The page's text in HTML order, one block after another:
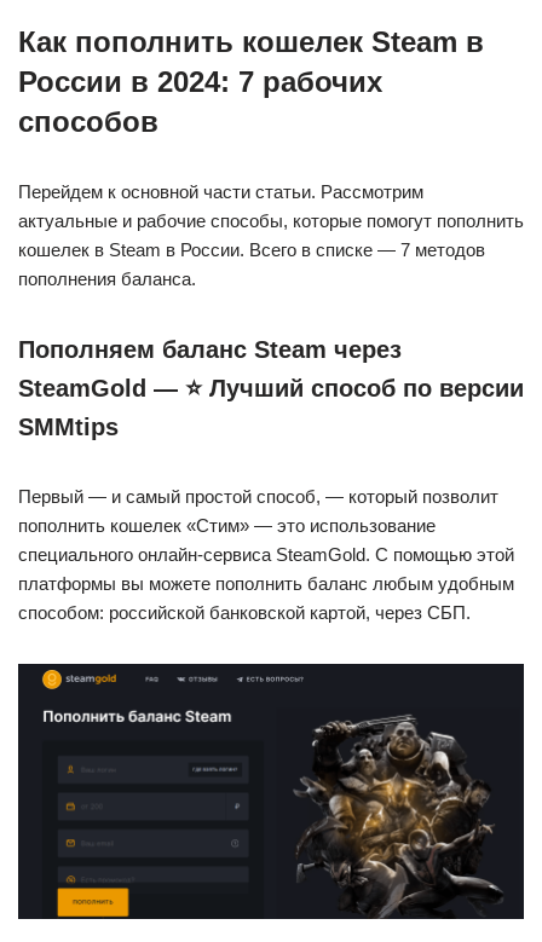
Как пополнить кошелек Steam в
России в 2024: 7 рабочих
способов
Перейдем к основной части статьи. Рассмотрим
актуальные и рабочие способы, которые помогут пополнить
кошелек в Steam в России. Всего в списке — 7 методов
пополнения баланса.
Пополняем баланс Steam через
SteamGold — ⭐ Лучший способ по версии
SMMtips
Первый — и самый простой способ, — который позволит
пополнить кошелек «Стим» — это использование
специального онлайн-сервиса SteamGold. С помощью этой
платформы вы можете пополнить баланс любым удобным
способом: российской банковской картой, через СБП.